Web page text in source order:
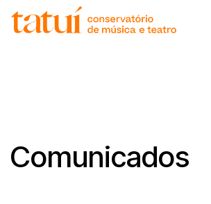
Comunicados